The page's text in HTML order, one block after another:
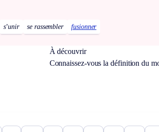
s’unir se rassembler fusionner
À découvrir
Connaissez-vous la définition du